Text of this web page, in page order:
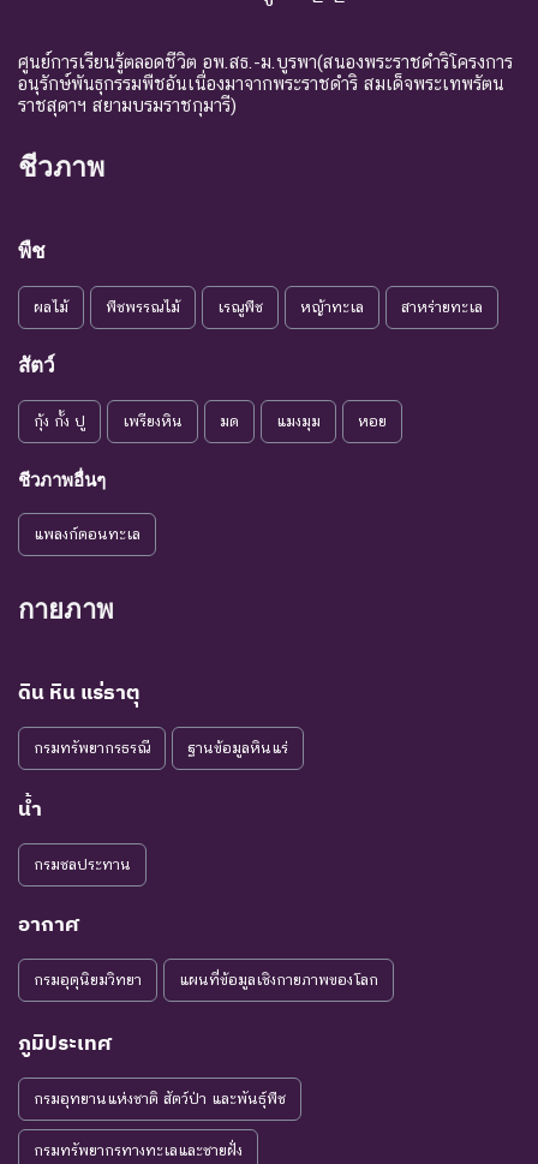
ศูนย์การเรียนรู้ตลอดชีวิต อพ.สธ.-ม.บูรพา(สนองพระราชดำริโครงการ
อนุรักษ์พันธุกรรมพืชอันเนื่องมาจากพระราชดำริ สมเด็จพระเทพรัตน
ราชสุดาฯ สยามบรมราชกุมารี)
ชีวภาพ
พืช
ผลไม้ พืชพรรณไม้ เรณูพืช หญ้าทะเล สาหร่ายทะเล
สัตว์
กุ้ง กั้ง ปู เพรียงหิน มด แมงมุม หอย
ชีวภาพอื่นๆ
แพลงก์ตอนทะเล
กายภาพ
ดิน หิน แร่ธาตุ
กรมทรัพยากรธรณี ฐานข้อมูลหินแร่
น้ำ
กรมชลประทาน
อากาศ
กรมอุตุนิยมวิทยา แผนที่ข้อมูลเชิงกายภาพของโลก
ภูมิประเทศ
กรมอุทยานแห่งชาติ สัตว์ป่า และพันธุ์พืช
กรมทรัพยากรทางทะเลและชายฝั่ง